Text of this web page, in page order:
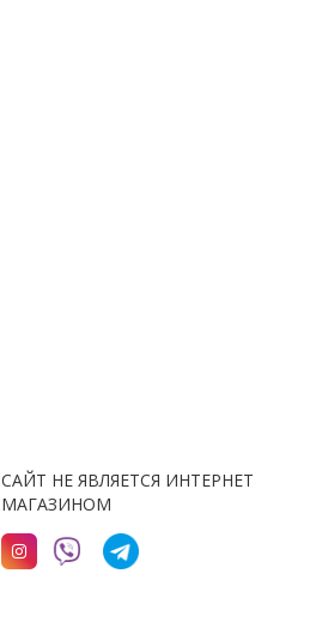
САЙТ НЕ ЯВЛЯЕТСЯ ИНТЕРНЕТ
МАГАЗИНОМ